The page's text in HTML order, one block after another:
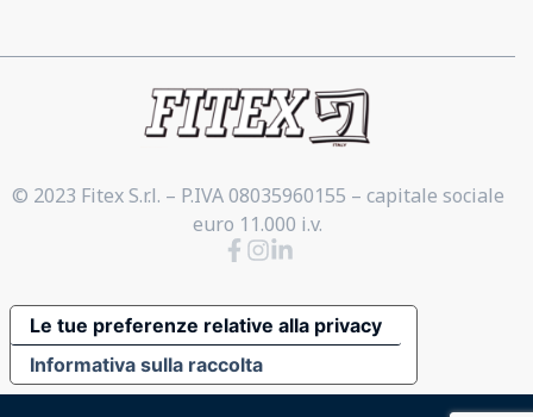
© 2023 Fitex S.r.l. – P.IVA 08035960155 – capitale sociale
euro 11.000 i.v.
Informativa sulla raccolta
Le tue preferenze relative alla privacy